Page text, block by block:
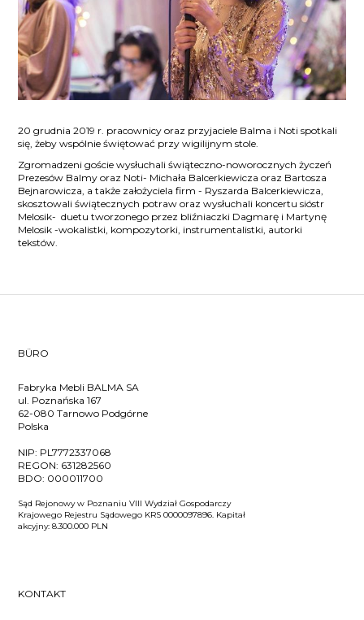
20 grudnia 2019 r. pracownicy oraz przyjaciele Balma i Noti spotkali
się, żeby wspólnie świętować przy wigilijnym stole.
Zgromadzeni goście wysłuchali świąteczno-noworocznych życzeń
Prezesów Balmy oraz Noti- Michała Balcerkiewicza oraz Bartosza
Bejnarowicza, a także założyciela firm - Ryszarda Balcerkiewicza,
skosztowali świątecznych potraw oraz wysłuchali koncertu sióstr
Melosik- duetu tworzonego przez bliźniaczki Dagmarę i Martynę
Melosik -wokalistki, kompozytorki, instrumentalistki, autorki
tekstów.
BÜRO
Fabryka Mebli BALMA SA
ul. Poznańska 167
62-080 Tarnowo Podgórne
Polska
NIP: PL7772337068
REGON: 631282560
BDO: 000011700
Sąd Rejonowy w Poznaniu VIII Wydział Gospodarczy
Krajowego Rejestru Sądowego KRS 0000097896. Kapitał
akcyjny: 8.300.000 PLN
KONTAKT